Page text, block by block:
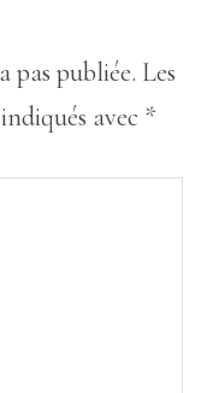
pas publiée. Les
avec *